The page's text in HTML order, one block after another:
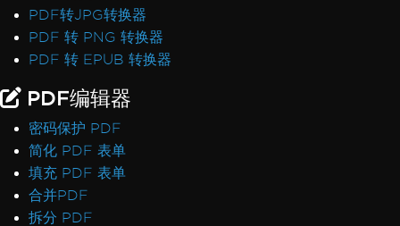
PDF转JPG转换器
PDF 转 PNG 转换器
PDF 转 EPUB 转换器
PDF编辑器
密码保护 PDF
简化 PDF 表单
填充 PDF 表单
合并PDF
拆分 PDF